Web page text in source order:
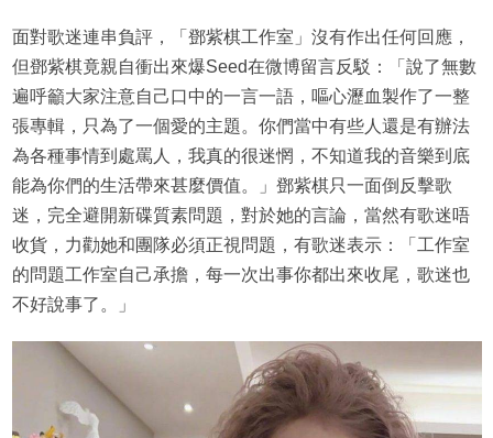
面對歌迷連串負評，「鄧紫棋工作室」沒有作出任何回應，
但鄧紫棋竟親自衝出來爆Seed在微博留言反駁：「說了無數
遍呼籲大家注意自己口中的一言一語，嘔心瀝血製作了一整
張專輯，只為了一個愛的主題。你們當中有些人還是有辦法
為各種事情到處罵人，我真的很迷惘，不知道我的音樂到底
能為你們的生活帶來甚麼價值。」鄧紫棋只一面倒反擊歌
迷，完全避開新碟質素問題，對於她的言論，當然有歌迷唔
收貨，力勸她和團隊必須正視問題，有歌迷表示：「工作室
的問題工作室自己承擔，每一次出事你都出來收尾，歌迷也
不好說事了。」